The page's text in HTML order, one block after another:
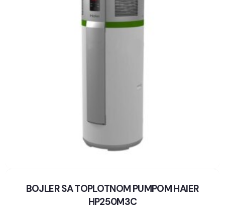
BOJLER SA TOPLOTNOM PUMPOM HAIER
HP250M3C